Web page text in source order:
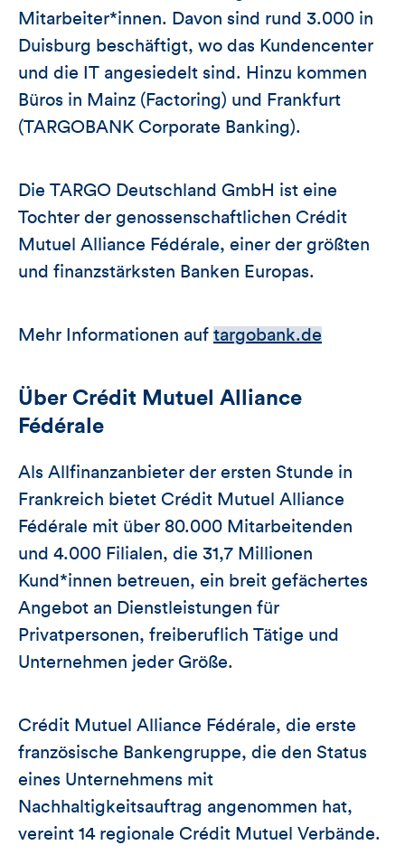
Mitarbeiter*innen. Davon sind rund 3.000 in
Duisburg beschäftigt, wo das Kundencenter
und die IT angesiedelt sind. Hinzu kommen
Büros in Mainz (Factoring) und Frankfurt
(TARGOBANK Corporate Banking).
Die TARGO Deutschland GmbH ist eine
Tochter der genossenschaftlichen Crédit
Mutuel Alliance Fédérale, einer der größten
und finanzstärksten Banken Europas.
Mehr Informationen auf targobank.de
Über Crédit Mutuel Alliance
Fédérale
Als Allfinanzanbieter der ersten Stunde in
Frankreich bietet Crédit Mutuel Alliance
Fédérale mit über 80.000 Mitarbeitenden
und 4.000 Filialen, die 31,7 Millionen
Kund*innen betreuen, ein breit gefächertes
Angebot an Dienstleistungen für
Privatpersonen, freiberuflich Tätige und
Unternehmen jeder Größe.
Crédit Mutuel Alliance Fédérale, die erste
französische Bankengruppe, die den Status
eines Unternehmens mit
Nachhaltigkeitsauftrag angenommen hat,
vereint 14 regionale Crédit Mutuel Verbände.